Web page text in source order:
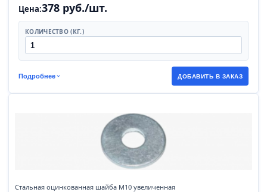
Цена:378 руб./шт.
КОЛИЧЕСТВО (КГ.)
Подробнее ДОБАВИТЬ В ЗАКАЗ
Стальная оцинкованная шайба М10 увеличенная